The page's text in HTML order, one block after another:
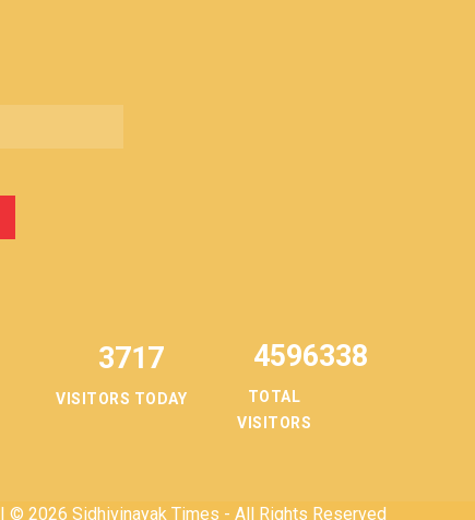
3717
VISITORS TODAY
4596338
TOTAL
VISITORS
| © 2026 Sidhivinayak Times - All Rights Reserved